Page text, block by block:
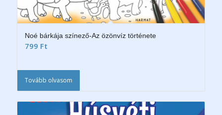
Noé bárkája színező-Az özönvíz története
799 Ft
Tovább olvasom